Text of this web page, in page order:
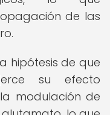
de las
hipótesis de que
su efecto
modulación de